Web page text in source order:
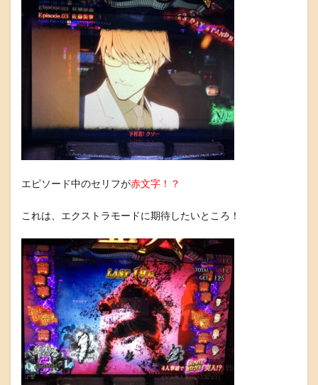
エピソード中のセリフが赤文字！？
これは、エクストラモードに期待したいところ！